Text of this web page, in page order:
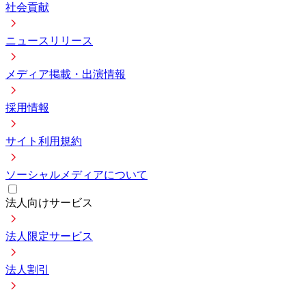
社会貢献
ニュースリリース
メディア掲載・出演情報
採用情報
サイト利用規約
ソーシャルメディアについて
法人向けサービス
法人限定サービス
法人割引